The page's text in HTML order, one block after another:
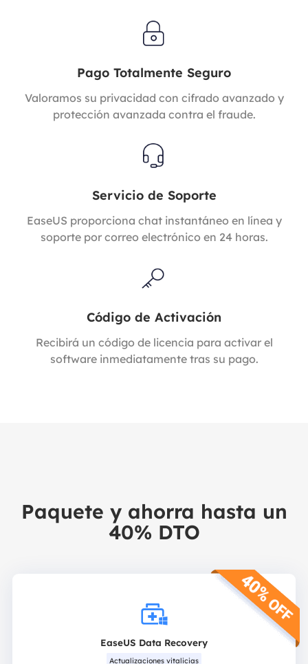
Pago Totalmente Seguro
Valoramos su privacidad con cifrado avanzado y
protección avanzada contra el fraude.
Servicio de Soporte
EaseUS proporciona chat instantáneo en línea y
soporte por correo electrónico en 24 horas.
Código de Activación
Recibirá un código de licencia para activar el
software inmediatamente tras su pago.
Paquete y ahorra hasta un
40% DTO

EaseUS Data Recovery
Actualizaciones vitalicias